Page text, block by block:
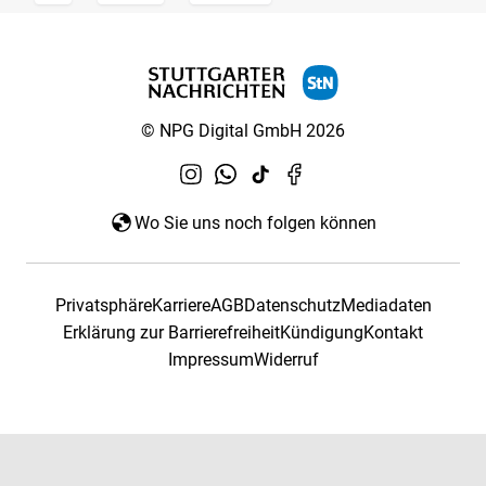
© NPG Digital GmbH 2026
Wo Sie uns noch folgen können
PrivatsphäreKarriereAGBDatenschutzMediadaten
Erklärung zur BarrierefreiheitKündigungKontakt
ImpressumWiderruf